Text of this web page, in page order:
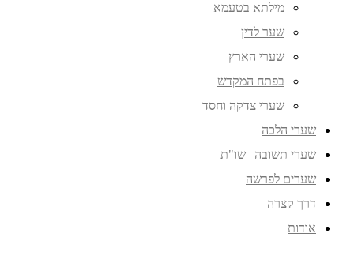
מילתא בטעמא
שער לדין
שערי הארץ
בפתח המקדש
שערי צדקה וחסד
שערי הלכה
שערי תשובה | שו"ת
שערים לפרשה
דרך קצרה
אודות